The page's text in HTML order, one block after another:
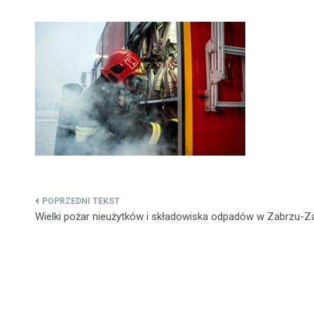
Nawigacja
Wielki pożar nieużytków i składowiska odpadów w Zabrzu-